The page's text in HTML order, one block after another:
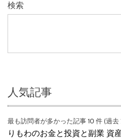
検索
人気記事
最も訪問者が多かった記事 10 件 (過去
りもわのお金と投資と副業 資